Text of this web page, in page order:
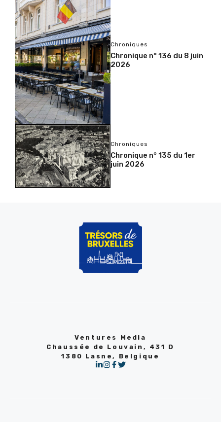
Chroniques
Chronique n° 136 du 8 juin
2026
Chroniques
Chronique n° 135 du 1er
juin 2026
Ventures Media
Chaussée de Louvain, 431 D
1380 Lasne, Belgique